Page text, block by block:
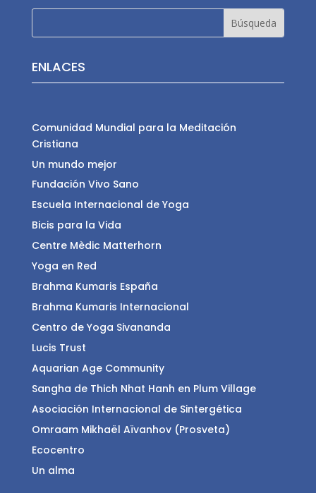
ENLACES
Comunidad Mundial para la Meditación
Cristiana
Un mundo mejor
Fundación Vivo Sano
Escuela Internacional de Yoga
Bicis para la Vida
Centre Mèdic Matterhorn
Yoga en Red
Brahma Kumaris España
Brahma Kumaris Internacional
Centro de Yoga Sivananda
Lucis Trust
Aquarian Age Community
Sangha de Thich Nhat Hanh en Plum Village
Asociación Internacional de Sintergética
Omraam Mikhaël Aïvanhov (Prosveta)
Ecocentro
Un alma